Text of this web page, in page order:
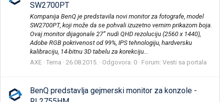
SW2700PT
Kompanija BenQ je predstavila novi monitor za fotografe, model
SW2700PT, koji može da se pohvali izuzetno vernim prikazom boja.
Ovaj monitor dijagonale 27” nudi QHD rezoluciju (2560 x 1440),
Adobe RGB pokrivenost od 99%, IPS tehnologiju, hardversku
kalibraciju, 14-bitnu 3D tabelu za korekciju...
AXE Tema 26.08.2015. Odgovora: 0 Forum: Vesti sa portala
BenQ predstavlja gejmerski monitor za konzole -